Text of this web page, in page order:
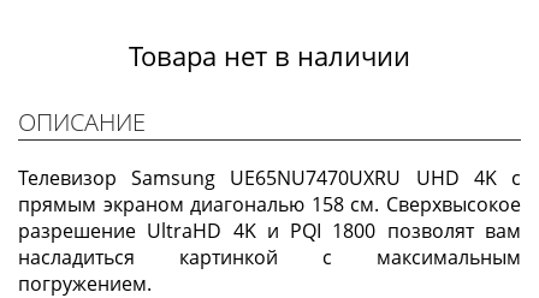
Товара нет в наличии
ОПИСАНИЕ
Телевизор Samsung UE65NU7470UXRU UHD 4K с
прямым экраном диагональю 158 см. Сверхвысокое
разрешение UltraHD 4K и PQI 1800 позволят вам
насладиться картинкой с максимальным
погружением.